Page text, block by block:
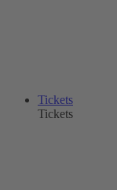
Tickets
Tickets